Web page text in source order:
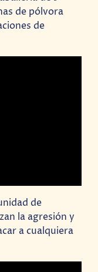
de pólvora
de
de
la agresión y
a cualquiera